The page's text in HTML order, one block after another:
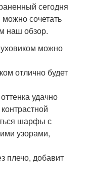
сегодня
сочетать
наш обзор.
можно
отлично будет
удачно
шарфы с
узорами,
плечо, добавит